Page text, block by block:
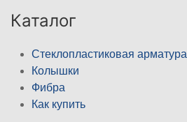
Каталог
Стеклопластиковая арматура
Колышки
Фибра
Как купить